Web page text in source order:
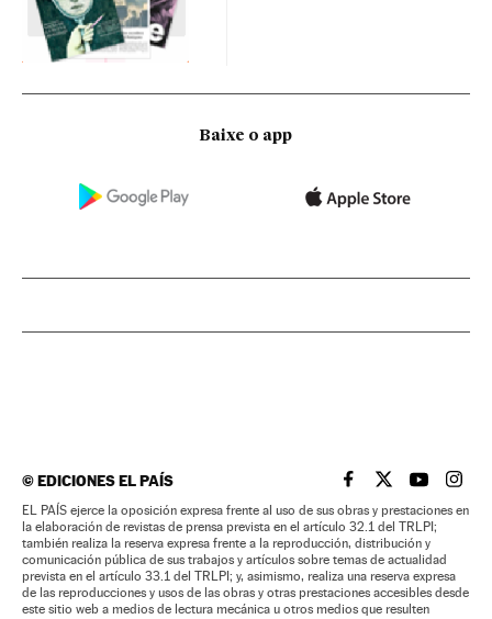
Baixe o app
©EDICIONES EL PAÍS EL PAÍS BRASIL EN
EL PAÍSEL PAÍS
EL
EL PAÍS ejerce la oposición expresa frente al uso de sus obras y prestaciones en
la elaboración de revistas de prensa prevista en el artículo 32.1 del TRLPI;
también realiza la reserva expresa frente a la reproducción, distribución y
comunicación pública de sus trabajos y artículos sobre temas de actualidad
prevista en el artículo 33.1 del TRLPI; y, asimismo, realiza una reserva expresa
de las reproducciones y usos de las obras y otras prestaciones accesibles desde
este sitio web a medios de lectura mecánica u otros medios que resulten